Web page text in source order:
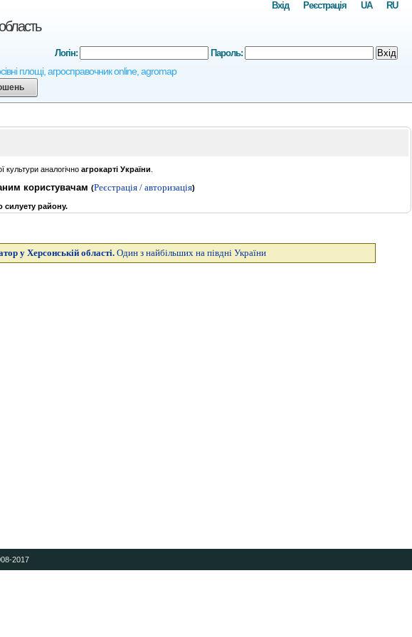
площі, агросправочник online, agromap
RU
UA
Реєстрація
Вхід
Логін: Пароль: Вхід
культури аналогічно агрокарті України
користувачам (Реєстрація / авторизація)
силуету району.
у Херсонській області. Один з найбільших на півдні України
2017